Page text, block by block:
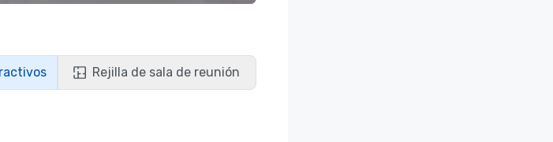
Rejilla de sala de reunión